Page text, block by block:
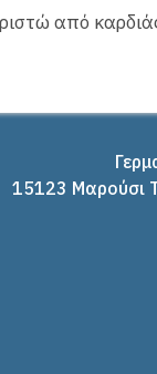
από
15123 Μαρούσι